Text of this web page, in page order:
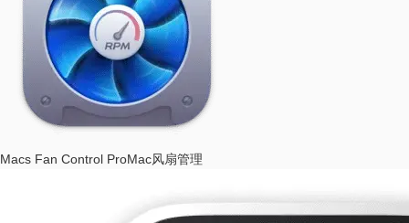
Macs Fan Control ProMac风扇管理